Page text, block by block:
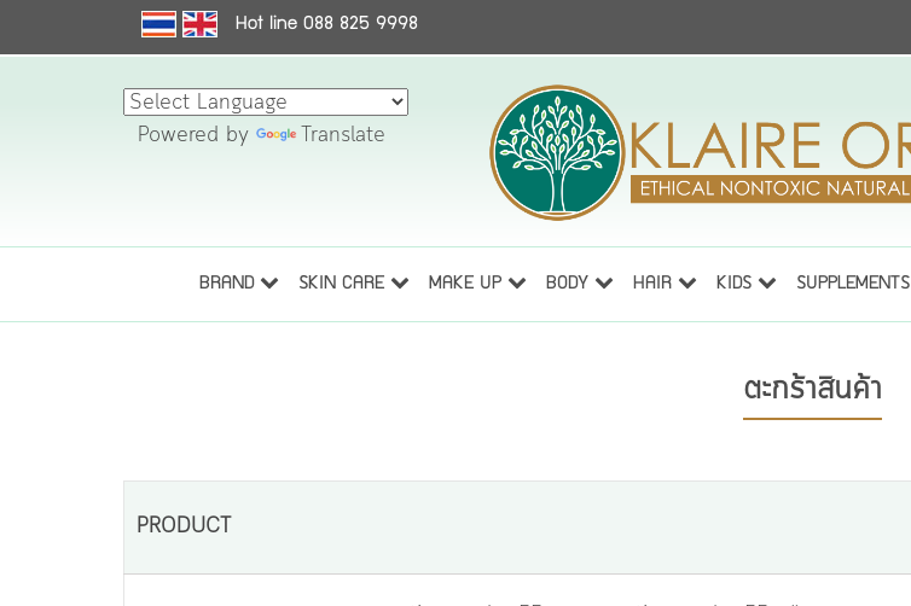
Hot line 088 825 9998
Powered by Translate
BRAND SKIN CARE MAKE UP BODY HAIR KIDS SUPPLEMENTS
ตะกร้าสินค้า
PRODUCT